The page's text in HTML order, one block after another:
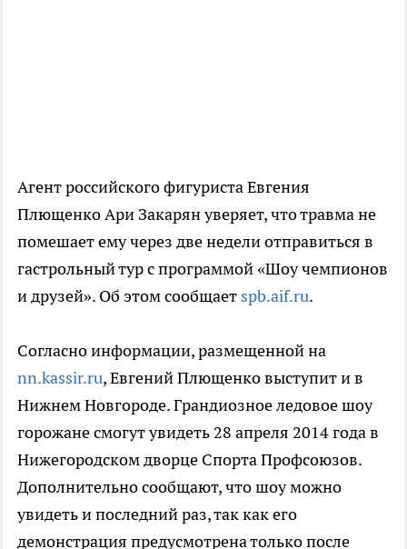
Агент российского фигуриста Евгения
Плющенко Ари Закарян уверяет, что травма не
помешает ему через две недели отправиться в
гастрольный тур с программой «Шоу чемпионов
и друзей». Об этом сообщает spb.aif.ru.
Согласно информации, размещенной на
nn.kassir.ru, Евгений Плющенко выступит и в
Нижнем Новгороде. Грандиозное ледовое шоу
горожане смогут увидеть 28 апреля 2014 года в
Нижегородском дворце Спорта Профсоюзов.
Дополнительно сообщают, что шоу можно
увидеть и последний раз, так как его
демонстрация предусмотрена только после